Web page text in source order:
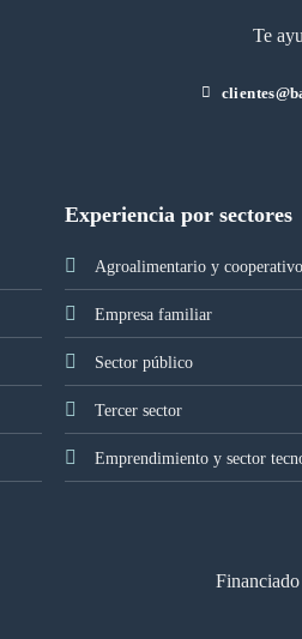
Te
Experiencia por sectores
Agroalimentario y cooperativo
Empresa familiar
Sector público
Tercer sector
Emprendimiento y sector